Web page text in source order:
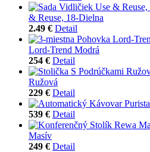
& Reuse, 18-Dielna
2.49 € Detail
Lord-Trend Modrá
254 € Detail
Ružová
229 € Detail
539 € Detail
Masív
249 € Detail